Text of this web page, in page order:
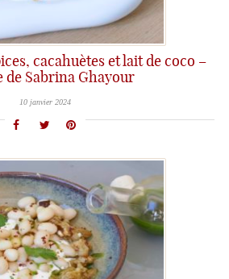
cacahuètes et lait de coco –
de Sabrina Ghayour
10 janvier 2024